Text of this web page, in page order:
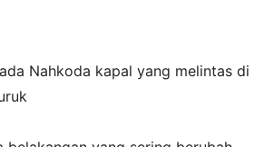
Nahkoda kapal yang melintas di